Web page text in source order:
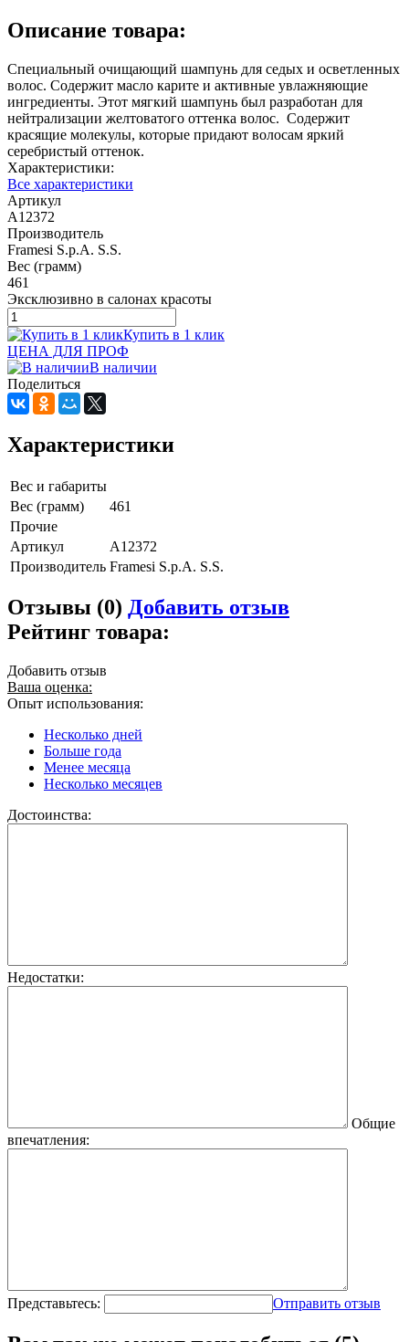
Описание товара:
Специальный очищающий шампунь для седых и осветленных
волос. Содержит масло карите и активные увлажняющие
ингредиенты. Этот мягкий шампунь был разработан для
нейтрализации желтоватого оттенка волос. Содержит
красящие молекулы, которые придают волосам яркий
серебристый оттенок.
Характеристики:
Все характеристики
Артикул
A12372
Производитель
Framesi S.p.A. S.S.
Вес (грамм)
461
Эксклюзивно в салонах красоты
Купить в 1 клик
ЦЕНА ДЛЯ ПРОФ
В наличии
Поделиться
Характеристики
Вес и габариты
Вес (грамм)
461
Прочие
Артикул
A12372
Производитель Framesi S.p.A. S.S.
Отзывы (0) Добавить отзыв
Рейтинг товара:
Добавить отзыв
Ваша оценка:
Опыт использования:
Несколько дней
Больше года
Менее месяца
Несколько месяцев
Достоинства:
Недостатки:
Общие
впечатления:
Представьтесь: Отправить отзыв